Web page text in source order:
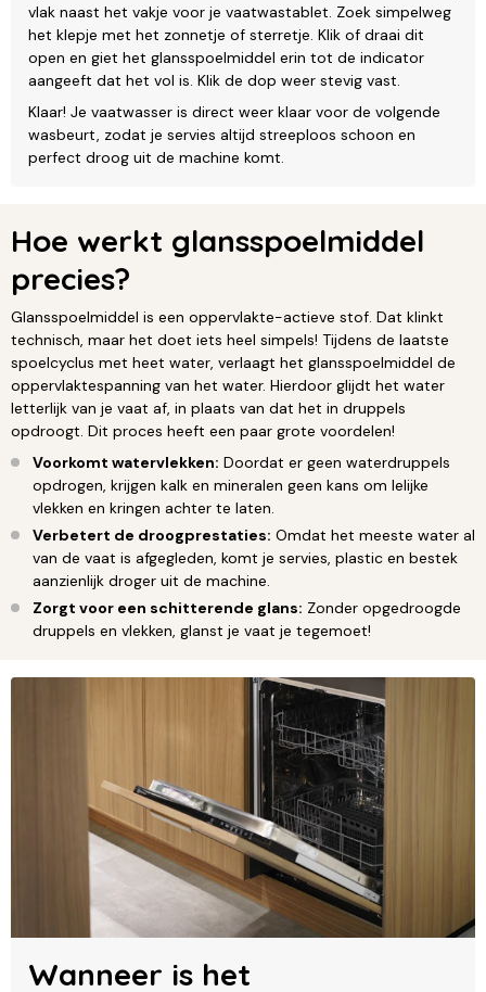
vlak naast het vakje voor je vaatwastablet. Zoek simpelweg
het klepje met het zonnetje of sterretje. Klik of draai dit
open en giet het glansspoelmiddel erin tot de indicator
aangeeft dat het vol is. Klik de dop weer stevig vast.
Klaar! Je vaatwasser is direct weer klaar voor de volgende
wasbeurt, zodat je servies altijd streeploos schoon en
perfect droog uit de machine komt.
Hoe werkt glansspoelmiddel
precies?
Glansspoelmiddel is een oppervlakte-actieve stof. Dat klinkt
technisch, maar het doet iets heel simpels! Tijdens de laatste
spoelcyclus met heet water, verlaagt het glansspoelmiddel de
oppervlaktespanning van het water. Hierdoor glijdt het water
letterlijk van je vaat af, in plaats van dat het in druppels
opdroogt. Dit proces heeft een paar grote voordelen!
Voorkomt watervlekken: Doordat er geen waterdruppels
opdrogen, krijgen kalk en mineralen geen kans om lelijke
vlekken en kringen achter te laten.
Verbetert de droogprestaties: Omdat het meeste water al
van de vaat is afgegleden, komt je servies, plastic en bestek
aanzienlijk droger uit de machine.
Zorgt voor een schitterende glans: Zonder opgedroogde
druppels en vlekken, glanst je vaat je tegemoet!
Wanneer is het